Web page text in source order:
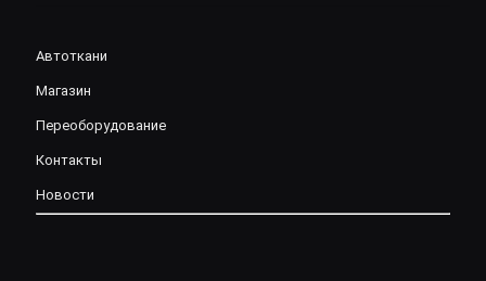
Автоткани
Магазин
Переоборудование
Контакты
Новости